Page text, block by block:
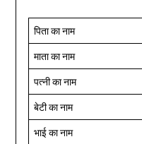
पिता का नाम
माता का नाम
पत्नी का नाम
बेटी का नाम
भाई का नाम